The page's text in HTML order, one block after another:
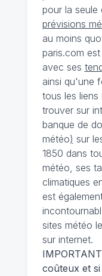
pour la seule
prévisions
au moins
paris.com
avec ses
ainsi qu'une
tous les
trouver sur
banque de
météo) sur
1850 dans
météo, ses
climatiques
est
sites météo
sur internet.
coûteux et